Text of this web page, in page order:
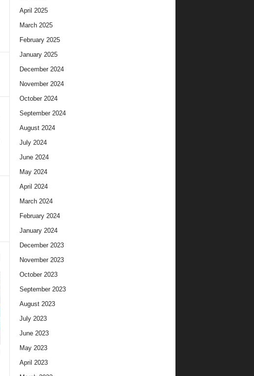
April 2025
March 2025
February 2025
January 2025
December 2024
November 2024
October 2024
September 2024
August 2024
July 2024
June 2024
May 2024
April 2024
March 2024
February 2024
January 2024
December 2023
November 2023
October 2023
September 2023
August 2023
July 2023
June 2023
May 2023
April 2023